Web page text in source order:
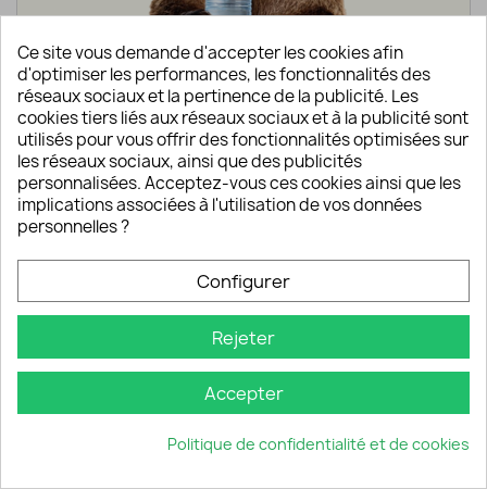
Rappel des caractéristiques techniques de
la gourde Water To Go
L'AVIS DE L'OURS SUR LA
GOURDE WATER TO GO
Ce site vous demande d'accepter les cookies afin
d'optimiser les performances, les fonctionnalités des
réseaux sociaux et la pertinence de la publicité. Les
cookies tiers liés aux réseaux sociaux et à la publicité sont
utilisés pour vous offrir des fonctionnalités optimisées sur
les réseaux sociaux, ainsi que des publicités
personnalisées. Acceptez-vous ces cookies ainsi que les
implications associées à l'utilisation de vos données
personnelles ?
Configurer
Rejeter
Accepter
Politique de confidentialité et de cookies